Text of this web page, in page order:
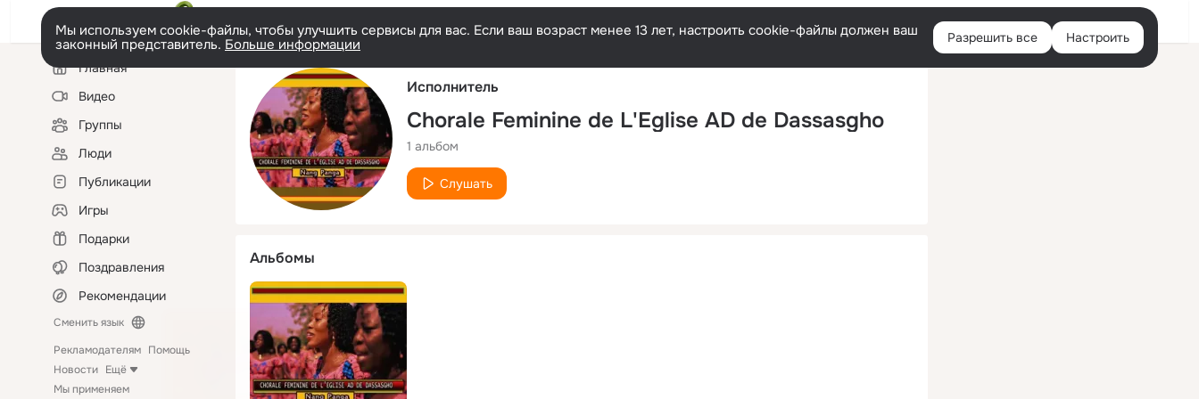
Русский Войти
Мы используем cookie-файлы, чтобы улучшить сервисы для вас. Если ваш возраст менее 13 лет, настроить cookie-файлы должен ваш
законный представитель. Больше информации Разрешить все Настроить
Левая
колонкаГлавная
Видео
Группы
Люди
Публикации
Игры
Подарки
Поздравления
Рекомендации
Сменить язык
Рекламодателям Помощь
Новости Ещё
Мы применяем
Исполнитель
Chorale Feminine de L'Eglise AD de Dassasgho
1 альбом
Слушать
Альбомы